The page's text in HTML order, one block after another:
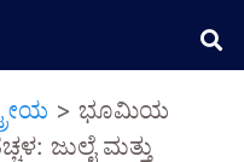
> ಭೂಮಿಯ
ಜುಲೈ ಮತ್ತು